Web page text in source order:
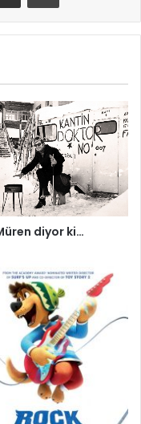
diyor ki…